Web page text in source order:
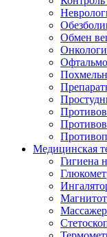
Обмен
Медицинская
Гигиена